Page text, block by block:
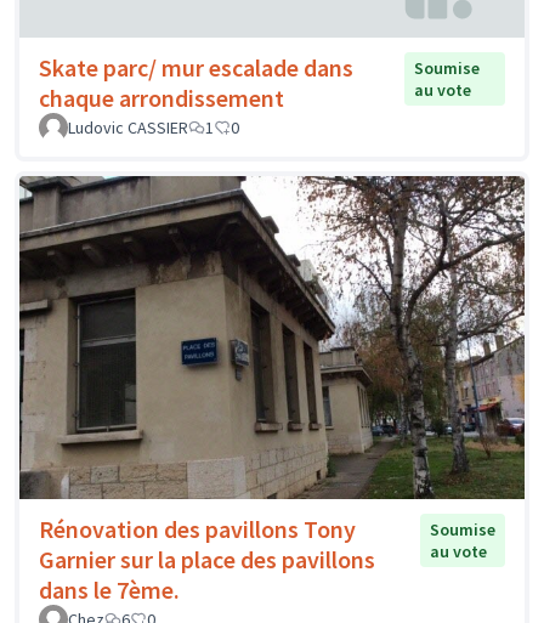
Skate parc/ mur escalade dans
chaque arrondissement
Soumise
au vote
Ludovic CASSIER
1 0
Rénovation des pavillons Tony
Garnier sur la place des pavillons
dans le 7ème.
Soumise
au vote